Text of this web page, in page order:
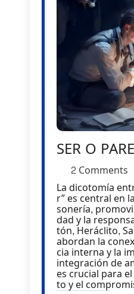
SER O
2 Comments
La dicotomía entre “ser” y “parece
r” es central en
sonería,
dad y la
tón, Heráclito,
abordan la
cia interna y la
integración de
es crucial para
to y el